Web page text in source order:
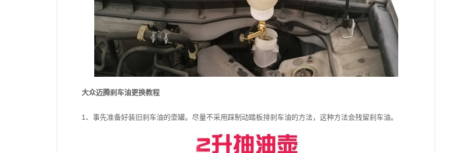
大众迈腾刹车油更换教程
1、事先准备好装旧刹车油的壶罐。尽量不采用踩制动踏板排刹车油的方法，这种方法会残留刹车油。